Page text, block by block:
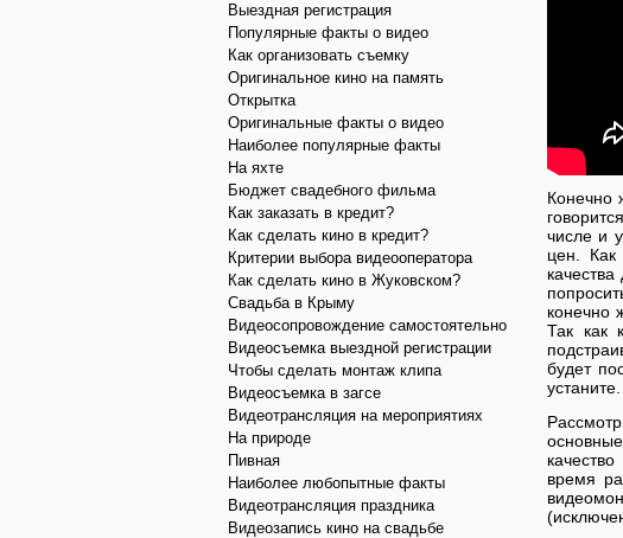
Конечно
числе и
цен. Как
конечно
Так как
будет
устаните.
время
Выездная регистрация
Популярные факты о видео
Как организовать съемку
Оригинальное кино на память
Открытка
Оригинальные факты о видео
Наиболее популярные факты
На яхте
Бюджет свадебного фильма
Как заказать в кредит?
Как сделать кино в кредит?
Критерии выбора видеооператора
Как сделать кино в Жуковском?
Свадьба в Крыму
Видеосопровождение самостоятельно
Видеосъемка выездной регистрации
Чтобы сделать монтаж клипа
Видеосъемка в загсе
Видеотрансляция на мероприятиях
На природе
Пивная
Наиболее любопытные факты
Видеотрансляция праздника
Видеозапись кино на свадьбе